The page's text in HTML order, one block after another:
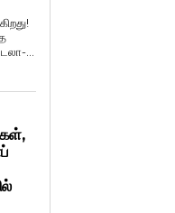
...